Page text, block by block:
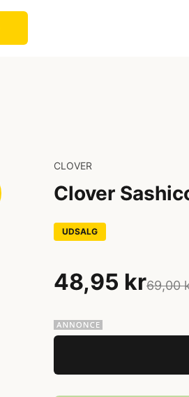
CLOVER
Clover
UDSALG
48,95 kr69,00